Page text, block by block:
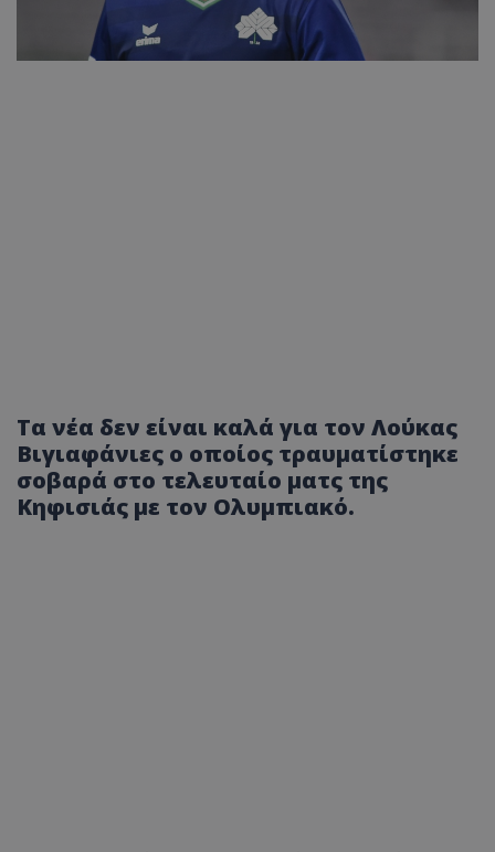
Τα νέα δεν είναι καλά για τον Λούκας
Βιγιαφάνιες ο οποίος τραυματίστηκε
σοβαρά στο τελευταίο ματς της
Κηφισιάς με τον Ολυμπιακό.